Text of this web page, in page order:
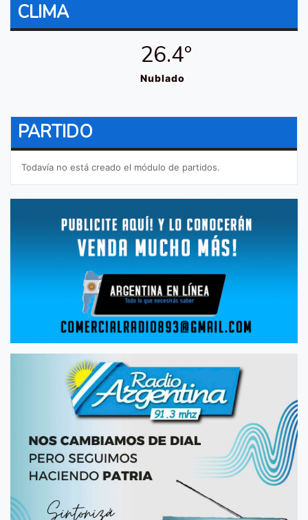
CLIMA
26.4º
Nublado
PARTIDO
Todavía no está creado el módulo de partidos.